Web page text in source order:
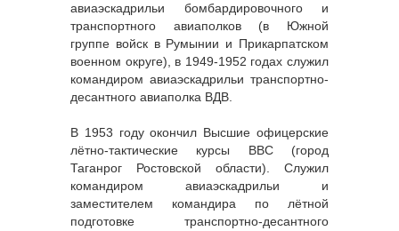
авиаэскадрильи бомбардировочного и
транспортного авиаполков (в Южной
группе войск в Румынии и Прикарпатском
военном округе), в 1949-1952 годах служил
командиром авиаэскадрильи транспортно-
десантного авиаполка ВДВ.
В 1953 году окончил Высшие офицерские
лётно-тактические курсы ВВС (город
Таганрог Ростовской области). Служил
командиром авиаэскадрильи и
заместителем командира по лётной
подготовке транспортно-десантного